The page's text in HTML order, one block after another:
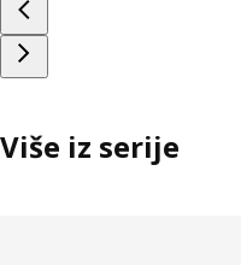
Više iz serije